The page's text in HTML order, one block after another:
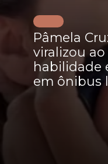
Pâmela
viralizou
habilidade
em ônibus